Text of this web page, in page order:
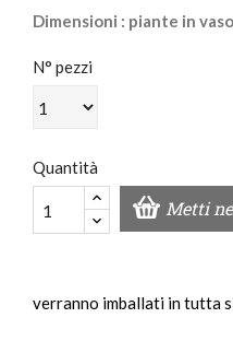
Dimensioni : piante in
N° pezzi
Quantità
Metti
verranno imballati in tutta